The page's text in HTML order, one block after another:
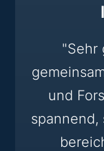
"Sehr
und